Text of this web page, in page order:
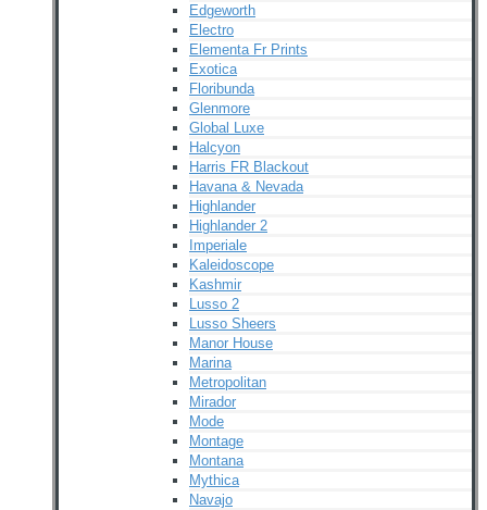
Edgeworth
Electro
Elementa Fr Prints
Exotica
Floribunda
Glenmore
Global Luxe
Halcyon
Harris FR Blackout
Havana & Nevada
Highlander
Highlander 2
Imperiale
Kaleidoscope
Kashmir
Lusso 2
Lusso Sheers
Manor House
Marina
Metropolitan
Mirador
Mode
Montage
Montana
Mythica
Navajo